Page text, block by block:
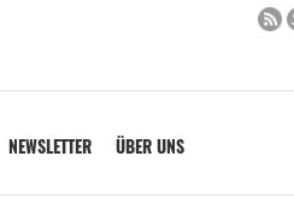
NEWSLETTER ÜBER UNS